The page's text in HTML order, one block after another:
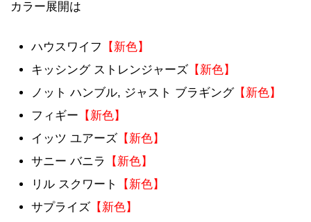
カラー展開は
ハウスワイフ
【新色】
キッシング ストレンジャーズ 【新色】
ノット ハンブル, ジャスト ブラギング【新色】
フィギー 【新色】
イッツ ユアーズ 【新色】
サニー バニラ
【新色】
リル スクワート
【新色】
サプライズ 【新色】